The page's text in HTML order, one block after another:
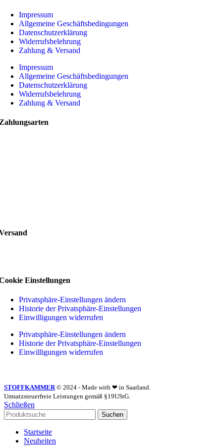
Impressum
Allgemeine Geschäftsbedingungen
Datenschutzerklärung
Widerrufsbelehrung
Zahlung & Versand
Impressum
Allgemeine Geschäftsbedingungen
Datenschutzerklärung
Widerrufsbelehrung
Zahlung & Versand
Einstellungen
Privatsphäre-Einstellungen ändern
Historie der Privatsphäre-Einstellungen
Einwilligungen widerrufen
Privatsphäre-Einstellungen ändern
Historie der Privatsphäre-Einstellungen
Einwilligungen widerrufen
STOFFKAMMER© 2024 - Made with ❤ in Saarland.
Umsatzsteuerfreie Leistungen gemäß §19UStG.
Schließen
Suchen
Startseite
Neuheiten